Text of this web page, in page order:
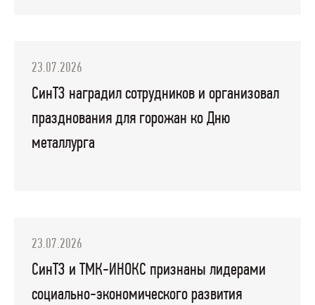
23.07.2026
СинТЗ наградил сотрудников и организовал
празднования для горожан ко Дню
металлурга
23.07.2026
СинТЗ и ТМК-ИНОКС признаны лидерами
социально-экономического развития